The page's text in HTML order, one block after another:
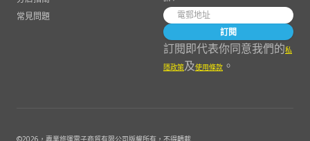
常見問題
訂閱
訂閱即代表你同意我們的私
隱政策及使用條款 。